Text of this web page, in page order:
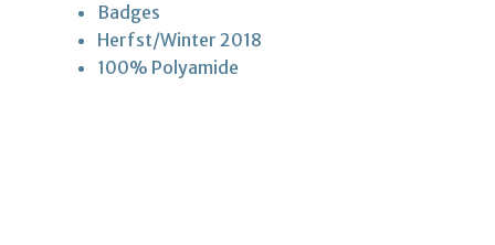
Badges
Herfst/Winter 2018
100% Polyamide